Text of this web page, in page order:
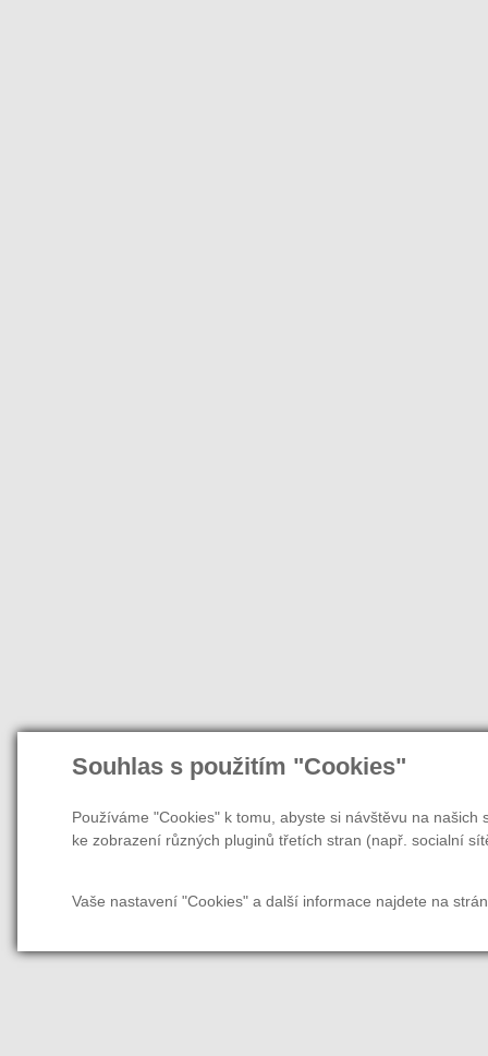
Souhlas s použitím "Cookies"
Používáme "Cookies" k tomu, abyste si návštěvu na
ke zobrazení různých pluginů třetích stran (např. socialní
Vaše nastavení "Cookies" a další informace najdete na